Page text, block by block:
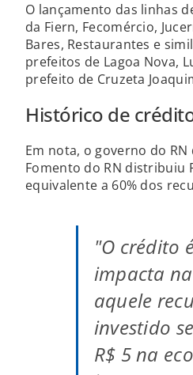
O lançamento das linhas
da Fiern, Fecomércio,
Bares, Restaurantes e
prefeitos de Lagoa Nova,
prefeito de Cruzeta
Histórico de
Em nota, o governo do
Fomento do RN distribuiu
equivalente a 60% dos
"O crédito
impacta
aquele
investido
R$ 5 na